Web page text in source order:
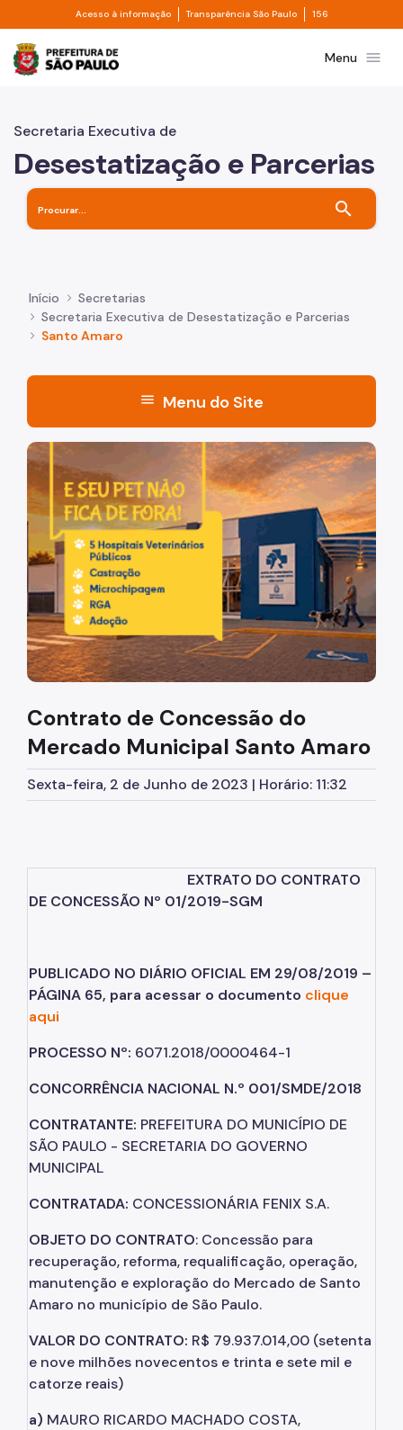
Pular para o Conteúdo principal
Acesso à informação Divisor de acesso à informação
Transparência São Paulo Divisor de
156
Prefeitura de São PauloMenu menu
Secretaria Executiva de
Desestatização e Parcerias
search
Início
Secretarias
Secretaria Executiva de Desestatização e Parcerias
Santo Amaro
menu Menu do Site
Acesso à Informação
Participação Social
Quadro de Serviços
Quem Somos
A Secretaria
Equipe
Agenda e Eventos
Stakeholders
Alienação de Imóveis
Plano Municipal de Desestatização
Legislação de Desestatização
CMDP – Deliberações
Manifestação de Interesse Privado (MIP)
Noticias
Proteção à Privacidade
Imagem de um cachorro caramelo e uma gata rajada,
Contrato de Concessão do
Mercado Municipal Santo Amaro
Sexta-feira, 2 de Junho de 2023 | Horário: 11:32
EXTRATO DO CONTRATO
DE CONCESSÃO Nº 01/2019-SGM
PUBLICADO NO DIÁRIO OFICIAL EM 29/08/2019 –
PÁGINA 65, para acessar o documento clique
aqui
PROCESSO Nº: 6071.2018/0000464-1
CONCORRÊNCIA NACIONAL N.º 001/SMDE/2018
CONTRATANTE: PREFEITURA DO MUNICÍPIO DE
SÃO PAULO - SECRETARIA DO GOVERNO
MUNICIPAL
CONTRATADA: CONCESSIONÁRIA FENIX S.A.
OBJETO DO CONTRATO: Concessão para
recuperação, reforma, requalificação, operação,
manutenção e exploração do Mercado de Santo
Amaro no município de São Paulo.
VALOR DO CONTRATO: R$ 79.937.014,00 (setenta
e nove milhões novecentos e trinta e sete mil e
catorze reais)
a) MAURO RICARDO MACHADO COSTA,